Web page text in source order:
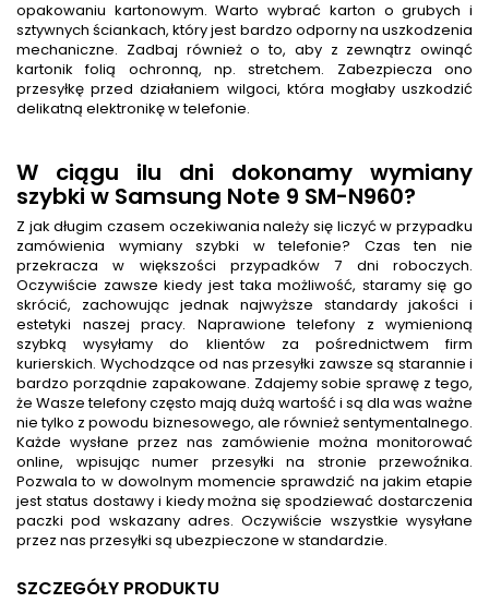
opakowaniu kartonowym. Warto wybrać karton o grubych i
sztywnych ściankach, który jest bardzo odporny na uszkodzenia
mechaniczne. Zadbaj również o to, aby z zewnątrz owinąć
kartonik folią ochronną, np. stretchem. Zabezpiecza ono
przesyłkę przed działaniem wilgoci, która mogłaby uszkodzić
delikatną elektronikę w telefonie.
W ciągu ilu dni dokonamy wymiany
szybki w Samsung Note 9 SM-N960?
Z jak długim czasem oczekiwania należy się liczyć w przypadku
zamówienia wymiany szybki w telefonie? Czas ten nie
przekracza w większości przypadków 7 dni roboczych.
Oczywiście zawsze kiedy jest taka możliwość, staramy się go
skrócić, zachowując jednak najwyższe standardy jakości i
estetyki naszej pracy. Naprawione telefony z wymienioną
szybką wysyłamy do klientów za pośrednictwem firm
kurierskich. Wychodzące od nas przesyłki zawsze są starannie i
bardzo porządnie zapakowane. Zdajemy sobie sprawę z tego,
że Wasze telefony często mają dużą wartość i są dla was ważne
nie tylko z powodu biznesowego, ale również sentymentalnego.
Każde wysłane przez nas zamówienie można monitorować
online, wpisując numer przesyłki na stronie przewoźnika.
Pozwala to w dowolnym momencie sprawdzić na jakim etapie
jest status dostawy i kiedy można się spodziewać dostarczenia
paczki pod wskazany adres. Oczywiście wszystkie wysyłane
przez nas przesyłki są ubezpieczone w standardzie.
SZCZEGÓŁY PRODUKTU